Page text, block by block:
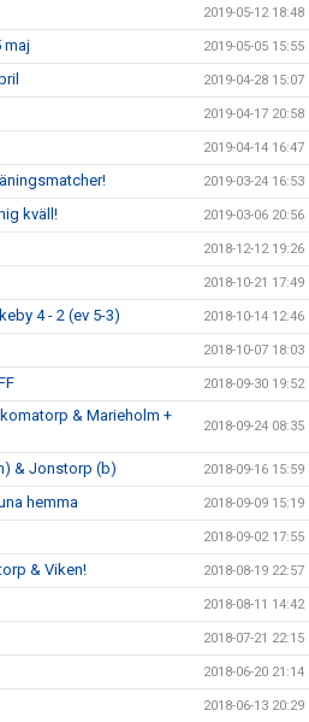
2019-05-12 18:48
maj 2019-05-05 15:55
2019-04-28 15:07
2019-04-17 20:58
2019-04-14 16:47
2019-03-24 16:53
kväll! 2019-03-06 20:56
2018-12-12 19:26
2018-10-21 17:49
4 - 2 (ev 5-3) 2018-10-14 12:46
2018-10-07 18:03
2018-09-30 19:52
& Marieholm +
2018-09-24 08:35
& Jonstorp (b) 2018-09-16 15:59
hemma 2018-09-09 15:19
2018-09-02 17:55
& Viken! 2018-08-19 22:57
2018-08-11 14:42
2018-07-21 22:15
2018-06-20 21:14
2018-06-13 20:29